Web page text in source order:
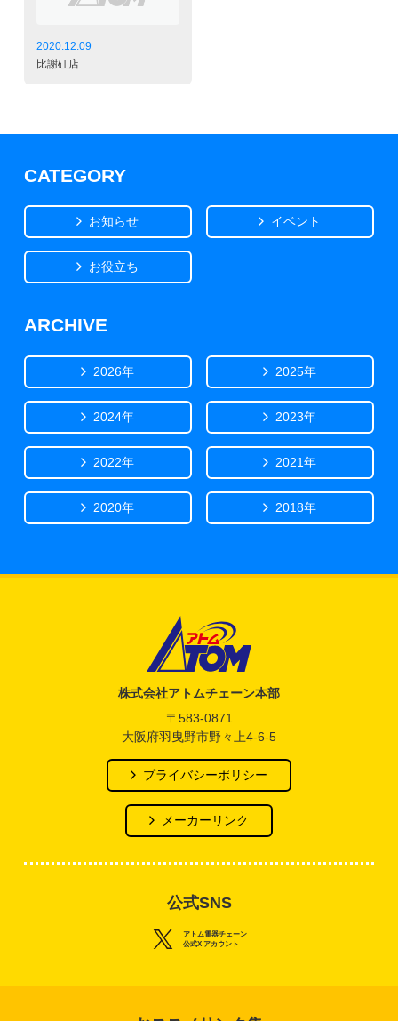
2020.12.09
比謝矼店
CATEGORY
お知らせ イベント
お役立ち
ARCHIVE
2026年 2025年
2024年 2023年
2022年 2021年
2020年 2018年
株式会社アトムチェーン本部
〒583-0871
大阪府羽曳野市野々上4-6-5
プライバシーポリシー
メーカーリンク
公式SNS
アトム電器チェーン
公式X アカウント